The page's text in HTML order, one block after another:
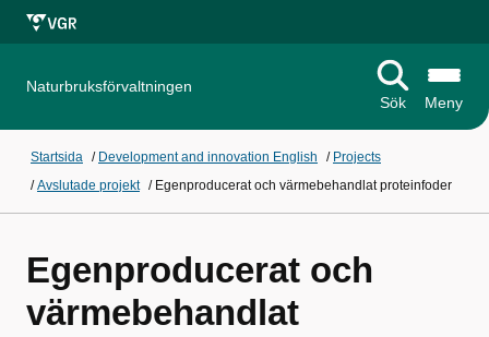
Naturbruksförvaltningen
Sök
Meny
Startsida / Development and innovation English / Projects
/Avslutade projekt / Egenproducerat och värmebehandlat proteinfoder
Egenproducerat och
värmebehandlat